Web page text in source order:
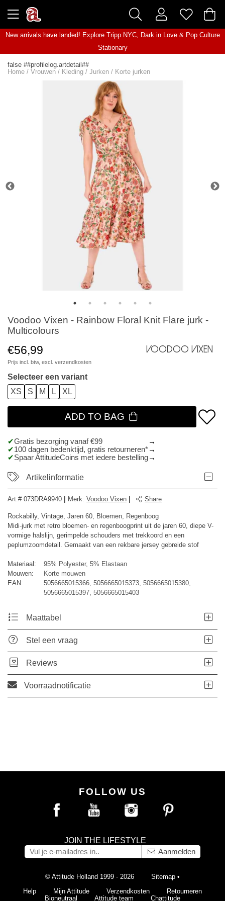
New arrivals have landed! Explore Tripp NYC, Dark in Love& Pop Culture
Stationary
false ##profilelog.artdetail##
Home / Vrouwen / Kleding / Jurken / Korte jurken
Voodoo Vixen - Rainbow Floral Knit Flare jurk -
Multicolours
€56,99
Prijs incl. btw, excl. verzendkosten
Voodoo Vixen
Selecteer een variant
XS
S M L XL
ADD TO BAG
Gratis bezorging vanaf €99
100 dagen bedenktijd, gratis retourneren*
Spaar AttitudeCoins met iedere bestelling
Artikelinformatie
Art.# 073DRA9940 Merk: Voodoo Vixen Share
Rockabilly, Vintage, Jaren 60, Bloemen, Regenboog
Midi-jurk met retro bloemen- en regenboogprint uit de jaren 60, diepe V-
vormige halslijn, gerimpelde schouders met trekkoord en een
peplumzoomdetail. Gemaakt van een rekbare jersey gebreide stof
Materiaal:
95% Polyester, 5% Elastaan
Mouwen:
Korte mouwen
EAN:
5056665015366, 5056665015373, 5056665015380,
5056665015397, 5056665015403
Maattabel
Stel een vraag
Reviews
Voorraadnotificatie
FOLLOW US
JOIN THE LIFESTYLE
Aanmelden
© Attitude Holland 1999 - 2026 Sitemap •
Help
Mijn Attitude Verzendkosten
Retourneren
Bioneutraal
Attitude team Chattitude